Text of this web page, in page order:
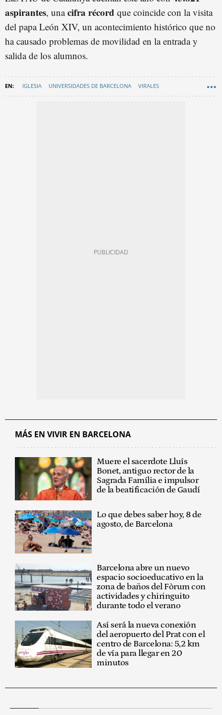
aspirantes, unacifra récord que coincide con la visita
del papa León XIV, un acontecimiento histórico que no
ha causado problemas de movilidad en la entrada y
salida de los alumnos.
IGLESIA UNIVERSIDADES DE BARCELONA VIRALES
MÁS EN VIVIR EN BARCELONA
Muere el sacerdote Lluís
Bonet, antiguo rector de la
Sagrada Família e impulsor
de la beatificación de Gaudí
Lo que debes saber hoy, 8 de
agosto, de Barcelona
Barcelona abre un nuevo
espacio socioeducativo en la
zona de baños del Fòrum con
actividades y chiringuito
durante todo el verano
Así será la nueva conexión
del aeropuerto del Prat con el
centro de Barcelona: 5,2 km
de vía para llegar en 20
minutos